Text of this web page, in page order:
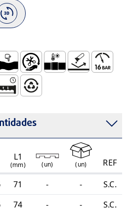
Água Fria
Água para Consumo Humano,
Fácil Manuseamento e
L1
(mm) (un) (un)
REF
71 - -
S.C.
74 - -
S.C.